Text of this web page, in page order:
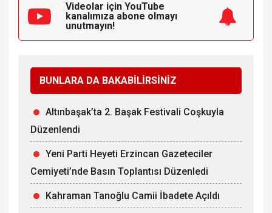
Videolar için YouTube
kanalımıza abone olmayı
unutmayın!
BUNLARA DA BAKABİLİRSİNİZ
Altınbaşak’ta 2. Başak Festivali Coşkuyla
Düzenlendi
Yeni Parti Heyeti Erzincan Gazeteciler
Cemiyeti’nde Basın Toplantısı Düzenledi
Kahraman Tanoğlu Camii İbadete Açıldı